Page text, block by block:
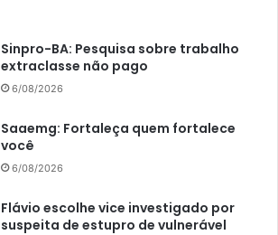
Sinpro-BA: Pesquisa sobre trabalho
extraclasse não pago
6/08/2026
Saaemg: Fortaleça quem fortalece
você
6/08/2026
Flávio escolhe vice investigado por
suspeita de estupro de vulnerável